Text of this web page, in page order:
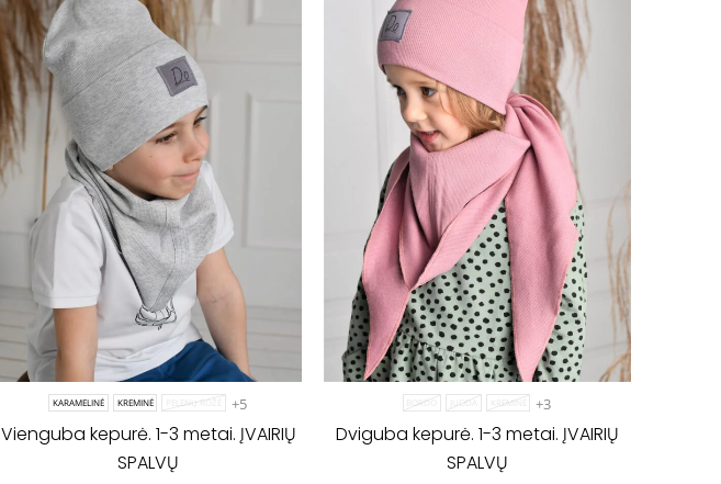
KARAMELINĖ KREMINĖ PELENŲ ROŽĖ +5
Vienguba kepurė. 1-3 metai. ĮVAIRIŲ
SPALVŲ
BORDO JUODA KREMINĖ +3
Dviguba kepurė. 1-3 metai. ĮVAIRIŲ
SPALVŲ